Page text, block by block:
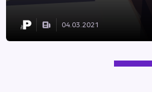
04.03.2021